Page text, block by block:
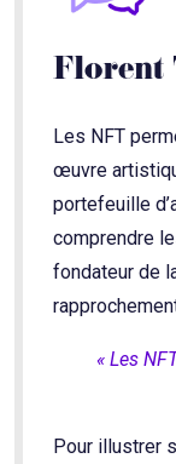
Les NFT
œuvre
portefeuille
comprendre
fondateur de
« Les
Pour illustrer